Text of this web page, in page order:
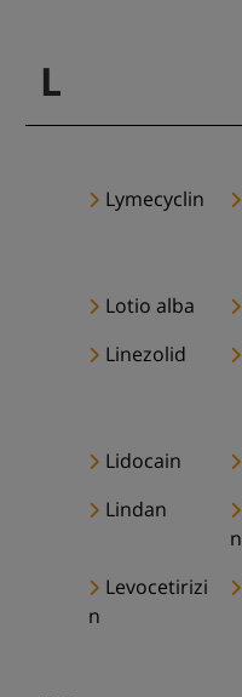
L
Lymecyclin
Lotio alba
Linezolid
Lidocain
Lindan
n
Levocetirizi
n